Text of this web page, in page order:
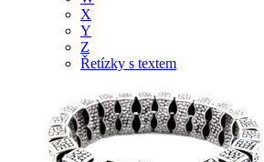
X
Y
Z
Řetízky s textem